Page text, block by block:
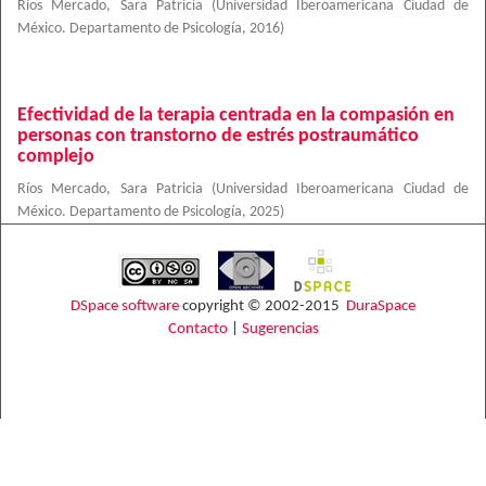
Ríos Mercado, Sara Patricia (Universidad Iberoamericana Ciudad de
México. Departamento de Psicología, 2016)
Efectividad de la terapia centrada en la compasión en
personas con transtorno de estrés postraumático
complejo
Ríos Mercado, Sara Patricia (Universidad Iberoamericana Ciudad de
México. Departamento de Psicología, 2025)
DSpace software copyright © 2002-2015 DuraSpace
Contacto| Sugerencias